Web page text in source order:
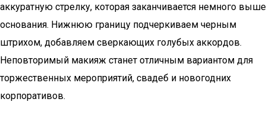
аккуратную стрелку, которая заканчивается немного выше
основания. Нижнюю границу подчеркиваем черным
штрихом, добавляем сверкающих голубых аккордов.
Неповторимый макияж станет отличным вариантом для
торжественных мероприятий, свадеб и новогодних
корпоративов.